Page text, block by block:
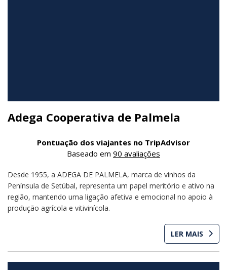
Adega Cooperativa de Palmela
Pontuação dos viajantes no TripAdvisor
Baseado em 90 avaliações
Desde 1955, a ADEGA DE PALMELA, marca de vinhos da
Península de Setúbal, representa um papel meritório e ativo na
região, mantendo uma ligação afetiva e emocional no apoio à
produção agrícola e vitivinícola.
LER MAIS